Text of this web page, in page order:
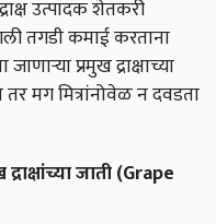
उत्पादक शेतकरी
तगडी कमाई करताना
प्रमुख द्राक्षाच्या
मग मित्रांनोवेळ न दवडता
जाती (Grape